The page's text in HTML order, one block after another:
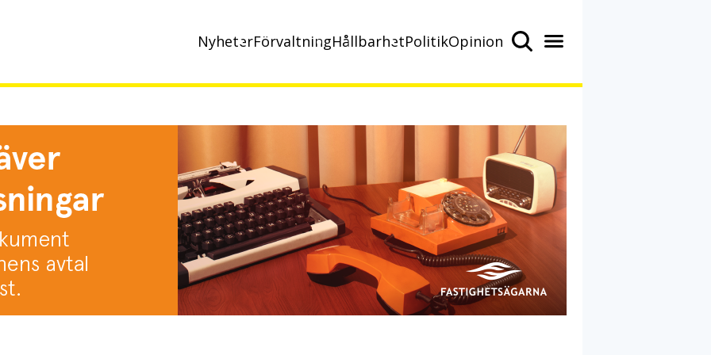
NyheterFörvaltningHållbarhetPolitikOpinion